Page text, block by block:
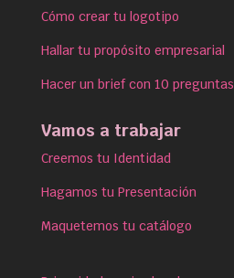
Cómo crear tu logotipo
Hallar tu propósito empresarial
Hacer un brief con 10 preguntas
Vamos a trabajar
Creemos tu Identidad
Hagamos tu Presentación
Maquetemos tu catálogo